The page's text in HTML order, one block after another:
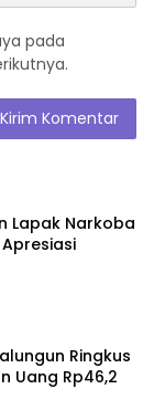
pada
Lapak Narkoba
Ringkus
Uang Rp46,2